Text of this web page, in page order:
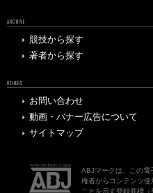
ARCHIVE
競技から探す
著者から探す
OTHERS
お問い合わせ
動画・バナー広告について
サイトマップ
ABJマークは、この電
権者からコンテンツ
ことを示す登録商標